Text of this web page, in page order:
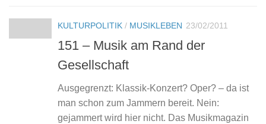
KULTURPOLITIK / MUSIKLEBEN 23/02/2011
151 – Musik am Rand der
Gesellschaft
Ausgegrenzt: Klassik-Konzert? Oper? – da ist
man schon zum Jammern bereit. Nein:
gejammert wird hier nicht. Das Musikmagazin